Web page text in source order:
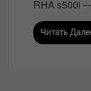
RHA s500i
Читать